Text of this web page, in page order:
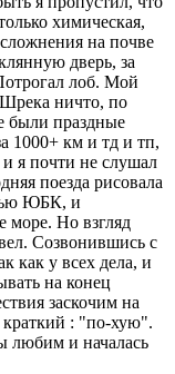
химическая,
на почве
дверь, за
лоб. Мой
Шрека ничто, по
были праздные
1000+ км и тд и тп,
и я почти не слушал
поезда рисовала
ЮБК, и
море. Но взгляд
Созвонившись с
как у всех дела, и
на конец
заскочим на
краткий : "по-хую".
любим и началась